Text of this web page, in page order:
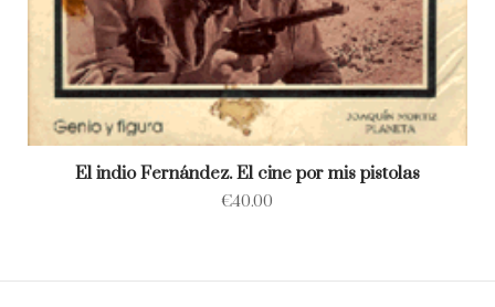
El indio Fernández. El cine por mis pistolas
€40.00